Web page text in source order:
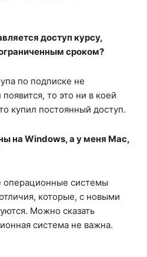
доступ курсу,
сроком?
по подписке не
то это ни в коей
купил постоянный доступ.
на Windows, а у меня Mac,
операционные системы
которые, с новыми
Можно сказать
система не важна.